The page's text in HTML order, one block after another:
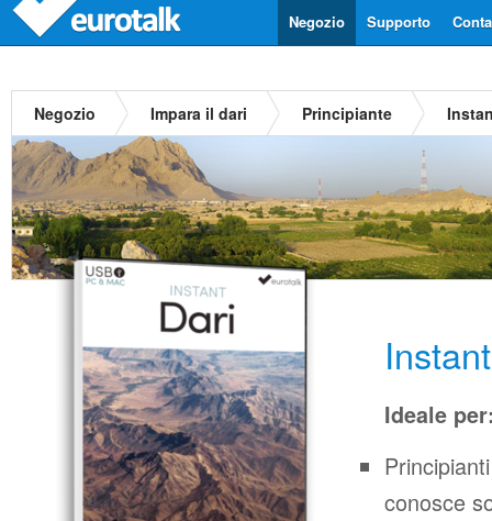
Supporto
Negozio
Negozio Impara il dari Principiante
Ideale
conosce